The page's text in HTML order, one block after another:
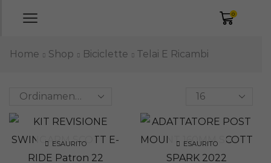
0
Home Shop Biciclette Telai E Ricambi
ESAURITO ESAURITO